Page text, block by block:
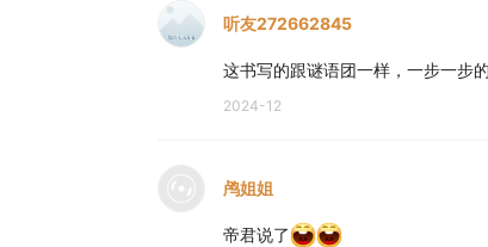
听友272662845
这书写的跟谜语团一样，一步一步
2024-12
鸬姐姐
帝君说了